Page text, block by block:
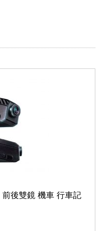
後雙鏡 機車 行車記